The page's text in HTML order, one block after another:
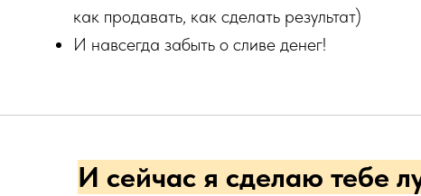
как продавать, как сделать результат)
И навсегда забыть о сливе денег!
И сейчас я сделаю тебе